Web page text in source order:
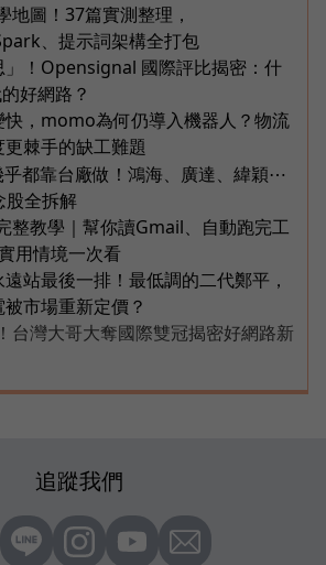
地圖！37篇實測整理，
、提示詞架構全打包
」！Opensignal 國際評比揭密：什
好網路？
快，momo為何仍導入機器人？物流
棘手的缺工難題
都靠台廠做！鴻海、廣達、緯穎⋯
股全拆解
整教學｜幫你讀Gmail、自動跑完工
用情境一次看
站最後一排！最低調的二代鄭平，
市場重新定價？
台灣大哥大奪國際雙冠揭密好網路新
追蹤我們